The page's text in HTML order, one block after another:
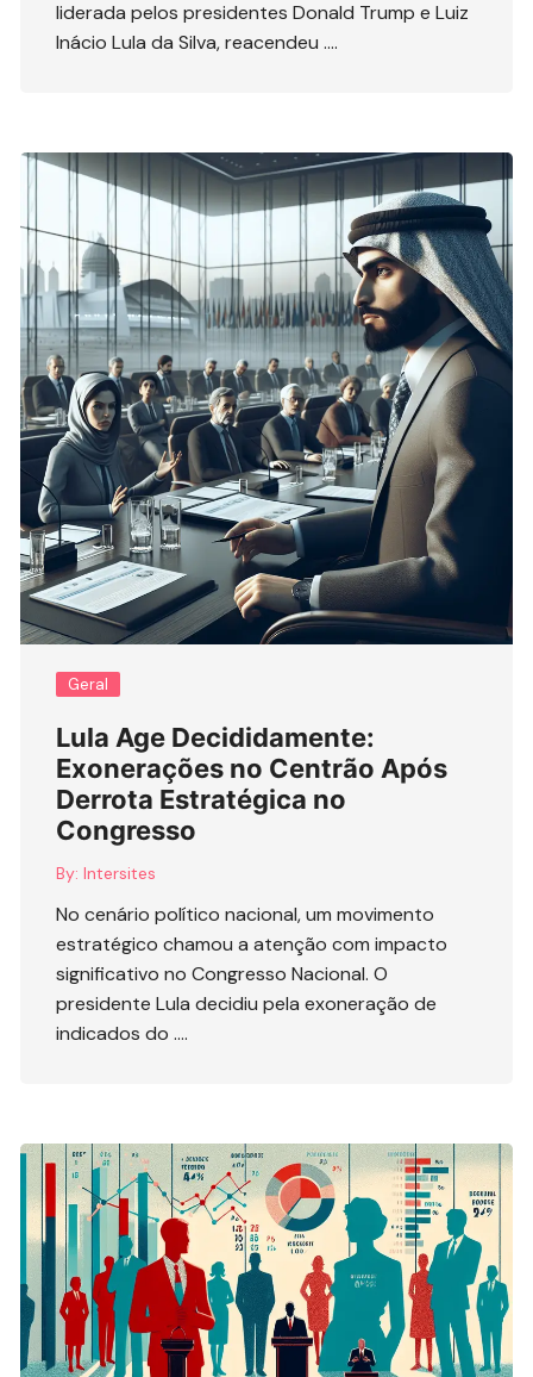
liderada pelos presidentes Donald Trump e Luiz
Inácio Lula da Silva, reacendeu ….
Geral
Lula Age Decididamente:
Exonerações no Centrão Após
Derrota Estratégica no
Congresso
By: Intersites
No cenário político nacional, um movimento
estratégico chamou a atenção com impacto
significativo no Congresso Nacional. O
presidente Lula decidiu pela exoneração de
indicados do ….